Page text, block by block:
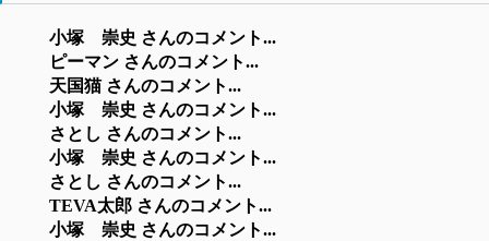
小塚 崇史 さんのコメント...
ピーマン さんのコメント...
天国猫 さんのコメント...
小塚 崇史 さんのコメント...
さとし さんのコメント...
小塚 崇史 さんのコメント...
さとし さんのコメント...
TEVA太郎 さんのコメント...
小塚 崇史 さんのコメント...